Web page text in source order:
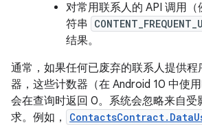
对常用联系人的 API 调用
符串
结果。
通常，如果任何已废弃的联系人提供程
器，这些计数器（在 Android 10 中使
会在查询时返回 0。系统会忽略来自受
求。例如，